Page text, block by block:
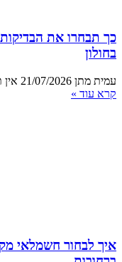
כך תבחרו את
בחולון
עמית מתן 21/07/2026 אין
קרא עוד »
איך לבחור חשמלאי